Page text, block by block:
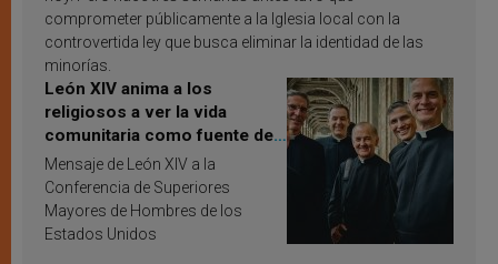
comprometer públicamente a la Iglesia local con la
controvertida ley que busca eliminar la identidad de las
minorías.
León XIV anima a los
religiosos a ver la vida
comunitaria como fuente de
inspiración y santificación
Mensaje de León XIV a la
Conferencia de Superiores
Mayores de Hombres de los
Estados Unidos